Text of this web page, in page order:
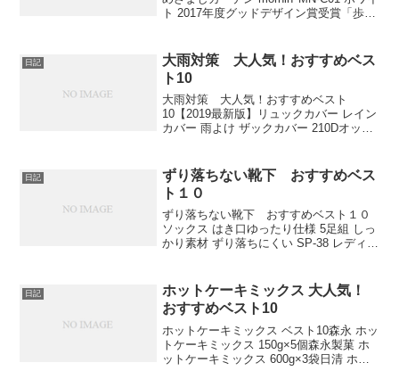
ト 2017年度グッドデザイン賞受賞「歩
2016受...
日記
大雨対策 大人気！おすすめベス
ト10
大雨対策 大人気！おすすめベスト
10【2019最新版】リュックカバー レイン
カバー 雨よけ ザックカバー 210Dオック
ア 5色 5サイズ(15L -80L...
日記
ずり落ちない靴下 おすすめベス
ト１０
ずり落ちない靴下 おすすめベスト１０
ソックス はき口ゆったり仕様 5足組 しっ
かり素材 ずり落ちにくい SP-38 レディー
ネスカジュ...
日記
ホットケーキミックス 大人気！
おすすめベスト10
ホットケーキミックス ベスト10森永 ホッ
トケーキミックス 150g×5個森永製菓 ホ
ットケーキミックス 600g×3袋日清 ホッ